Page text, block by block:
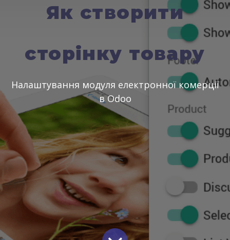
Як створити
сторінку товару
Налаштування модуля електронної комерції
в Odoo